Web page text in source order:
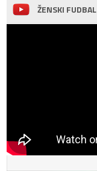
ŽENSKI FUDBAL